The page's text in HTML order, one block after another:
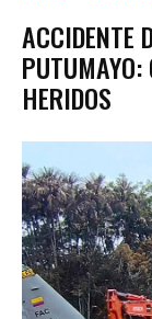
ACCIDENTE
HERIDOS